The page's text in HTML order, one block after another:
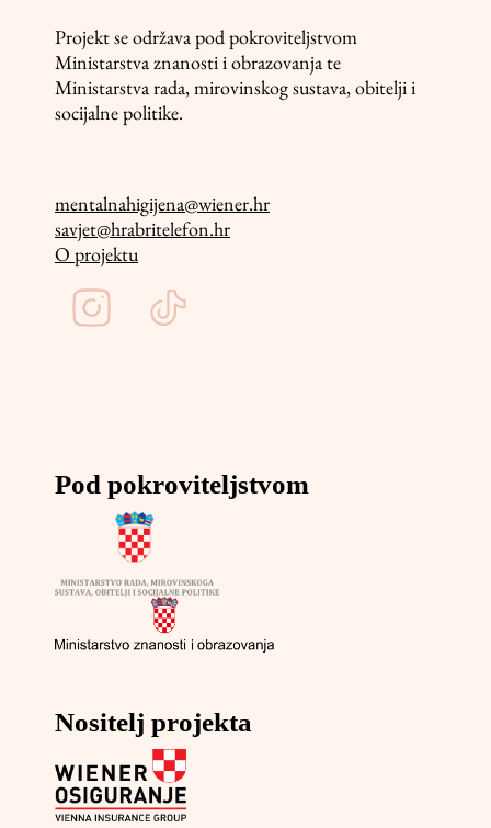
Projekt se održava pod pokroviteljstvom
Ministarstva znanosti i obrazovanja te
Ministarstva rada, mirovinskog sustava, obitelji i
socijalne politike.
mentalnahigijena@wiener.hr
savjet@hrabritelefon.hr
O projektu
Pod pokroviteljstvom
Nositelj projekta